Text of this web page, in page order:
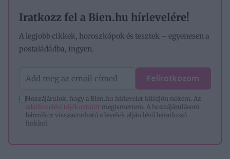
Iratkozz fel a Bien.hu hírlevelére!
A legjobb cikkek, horoszkópok és tesztek – egyenesen a
postaládádba, ingyen.
Feliratkozom
Hozzájárulok, hogy a Bien.hu hírlevelet küldjön nekem. Az
adatkezelési tájékoztatót megismertem. A hozzájárulásom
bármikor visszavonható a levelek alján lévő leiratkozó
linkkel.